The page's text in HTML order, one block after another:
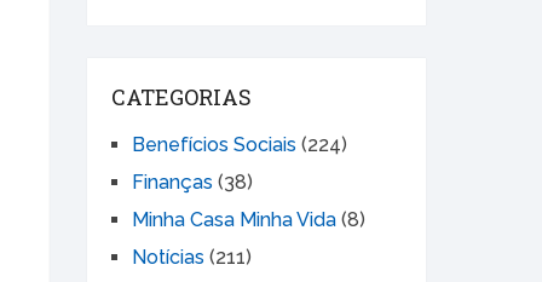
CATEGORIAS
Benefícios Sociais (224)
Finanças (38)
Minha Casa Minha Vida (8)
Notícias (211)